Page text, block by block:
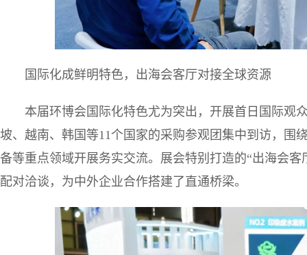
国际化成鲜明特色，出海会客厅对接全球资源
本届环博会国际化特色尤为突出，开展首日国际观
坡、越南、韩国等11个国家的采购参观团集中到访，围
备等重点领域开展务实交流。展会特别打造的“出海会
配对洽谈，为中外企业合作搭建了直通桥梁。